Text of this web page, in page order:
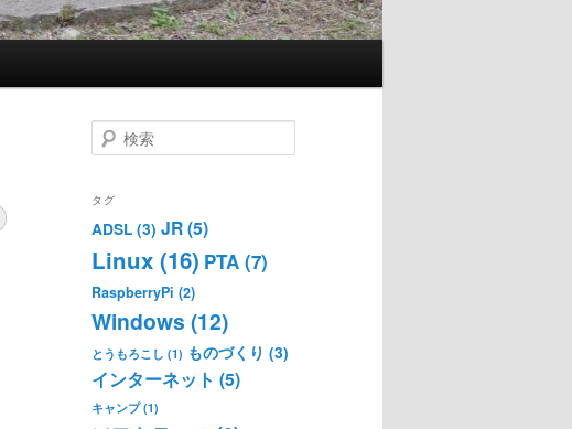
検
索
タグ
ADSL (3) JR(5)
Linux (16) PTA (7)
RaspberryPi (2)
Windows (12)
とうもろこし (1) ものづくり (3)
インターネット (5)
キャンプ(1)